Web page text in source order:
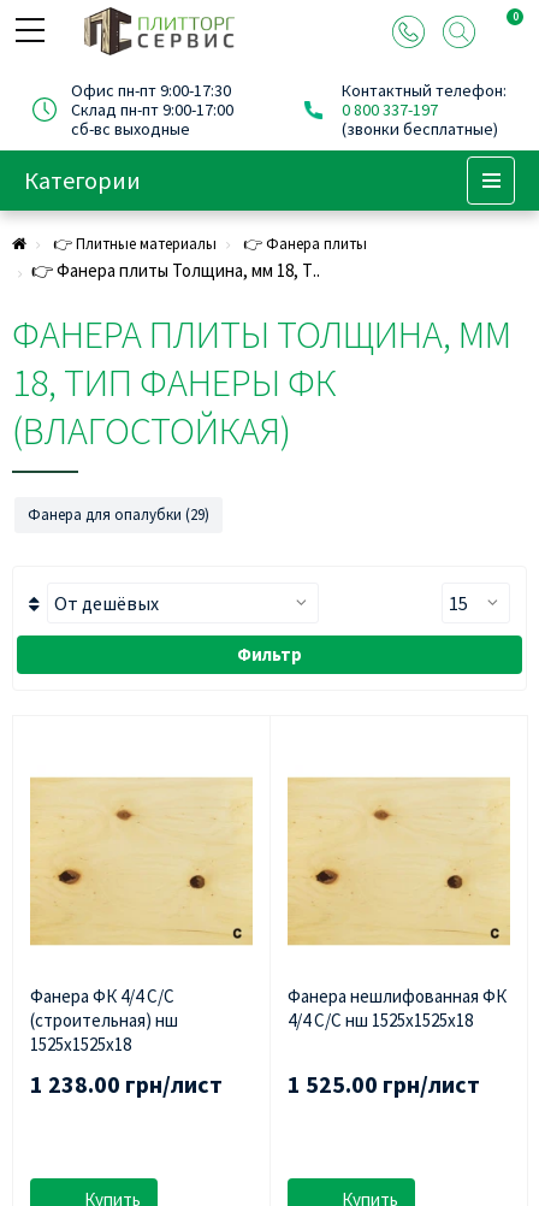
0
Офис пн-пт 9:00-17:30
Склад пн-пт 9:00-17:00
сб-вс выходные
Контактный телефон:
0 800 337-197
(звонки бесплатные)
Категории
👉 Плитные материалы 👉 Фанера плиты
👉 Фанера плиты Толщина, мм 18, Т..
ФАНЕРА ПЛИТЫ ТОЛЩИНА, ММ
18, ТИП ФАНЕРЫ ФК
(ВЛАГОСТОЙКАЯ)
Фанера для опалубки (29)
Фильтр
Фанера ФК 4/4 С/С
(строительная) нш
1525х1525х18
1 238.00 грн/лист
Купить
Фанера нешлифованная ФК
4/4 С/С нш 1525х1525х18
1 525.00 грн/лист
Купить